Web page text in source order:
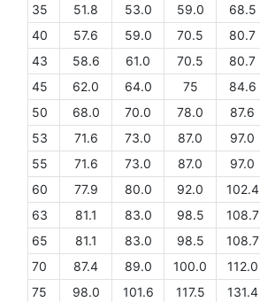
35
51.8 53.0 59.0 68.5
40
57.6 59.0 70.5 80.7
43
58.6 61.0 70.5 80.7
45
62.0 64.0 75 84.6
50
68.0 70.0 78.0 87.6
53
71.6 73.0 87.0 97.0
55
71.6 73.0 87.0 97.0
60
77.9 80.0 92.0 102.4
63
81.1 83.0 98.5 108.7
65
81.1 83.0 98.5 108.7
70
87.4 89.0 100.0 112.0
75
98.0 101.6 117.5 131.4